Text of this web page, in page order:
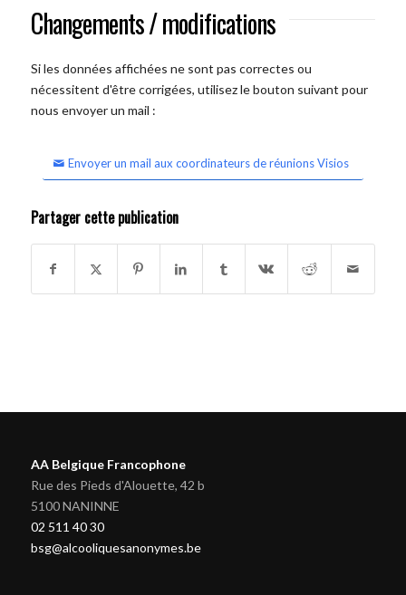
Changements / modifications
Si les données affichées ne sont pas correctes ou
nécessitent d'être corrigées, utilisez le bouton suivant pour
nous envoyer un mail :
Envoyer un mail aux coordinateurs de réunions Visios
Partager cette publication
AA Belgique Francophone
Rue des Pieds d'Alouette, 42 b
5100 NANINNE
02 511 40 30
bsg@alcooliquesanonymes.be